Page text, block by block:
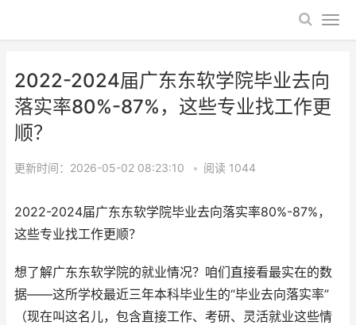
2022-2024届广东东软学院毕业去向
落实率80%-87%，这些专业找工作更
顺？
更新时间：2026-05-02 08:23:10 • 阅读 1044
2022-2024届广东东软学院毕业去向落实率80%-87%，
这些专业找工作更顺？
想了解广东东软学院的就业情况？咱们直接看最实在的数
据——这所学校最近三年本科毕业生的“毕业去向落实率”
（现在叫这名儿，包含直接工作、考研、灵活就业这些情